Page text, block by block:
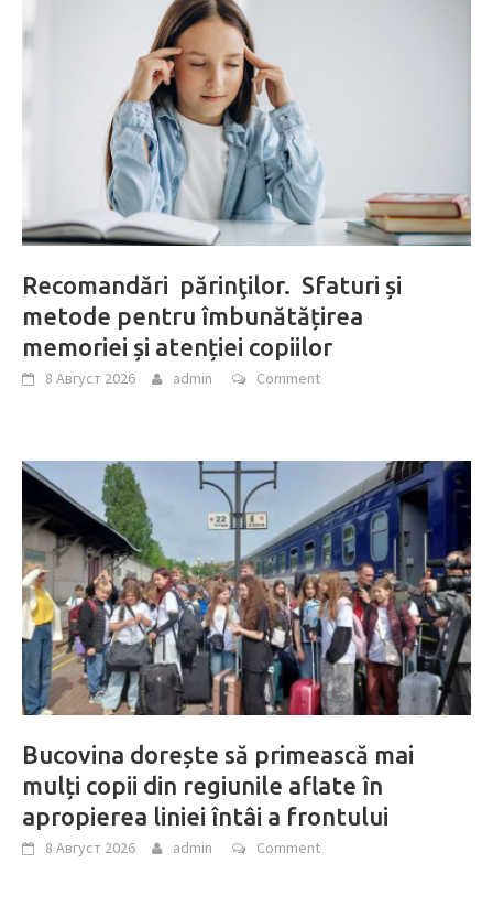
Recomandări părinţilor. Sfaturi și
metode pentru îmbunătățirea
memoriei și atenției copiilor
8 Август 2026 admin Comment
Bucovina dorește să primească mai
mulți copii din regiunile aflate în
apropierea liniei întâi a frontului
8 Август 2026 admin Comment